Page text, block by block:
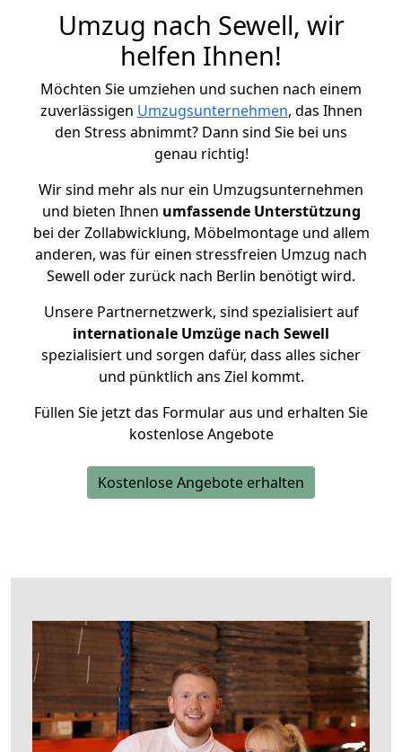
Umzug nach Sewell, wir
helfen Ihnen!
Möchten Sie umziehen und suchen nach einem
zuverlässigen Umzugsunternehmen, das Ihnen
den Stress abnimmt? Dann sind Sie bei uns
genau richtig!
Wir sind mehr als nur ein Umzugsunternehmen
und bieten Ihnen umfassende Unterstützung
bei der Zollabwicklung, Möbelmontage und allem
anderen, was für einen stressfreien Umzug nach
Sewell oder zurück nach Berlin benötigt wird.
Unsere Partnernetzwerk, sind spezialisiert auf
internationale Umzüge nach Sewell
spezialisiert und sorgen dafür, dass alles sicher
und pünktlich ans Ziel kommt.
Füllen Sie jetzt das Formular aus und erhalten Sie
kostenlose Angebote
Kostenlose Angebote erhalten